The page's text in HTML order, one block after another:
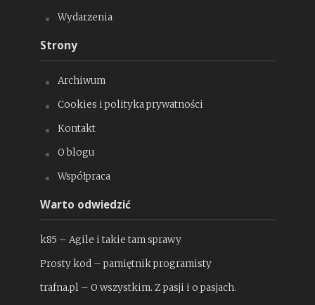
Wydarzenia
Strony
Archiwum
Cookies i polityka prywatności
Kontakt
O blogu
Współpraca
Warto odwiedzić
k85 – Agile i takie tam sprawy
Prosty kod – pamiętnik programisty
trafna.pl – O wszystkim. Z pasji i o pasjach.